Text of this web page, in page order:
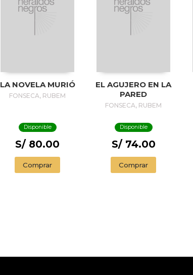
LA NOVELA MURIÓ
FONSECA, RUBEM
Disponible
S/ 80.00
Comprar
EL AGUJERO EN LA
PARED
FONSECA, RUBEM
Disponible
S/ 74.00
Comprar